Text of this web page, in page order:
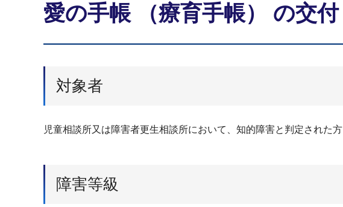
愛の手帳 （療育手帳） の交付
対象者
児童相談所又は障害者更生相談所において、知的障害と判定された方
障害等級